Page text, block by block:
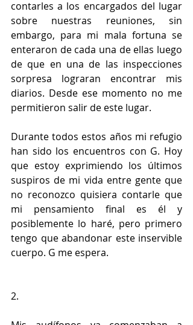
contarles a los encargados del lugar
sobre nuestras reuniones, sin
embargo, para mi mala fortuna se
enteraron de cada una de ellas luego
de que en una de las inspecciones
sorpresa lograran encontrar mis
diarios. Desde ese momento no me
permitieron salir de este lugar.
Durante todos estos años mi refugio
han sido los encuentros con G. Hoy
que estoy exprimiendo los últimos
suspiros de mi vida entre gente que
no reconozco quisiera contarle que
mi pensamiento final es él y
posiblemente lo haré, pero primero
tengo que abandonar este inservible
cuerpo. G me espera.
2.